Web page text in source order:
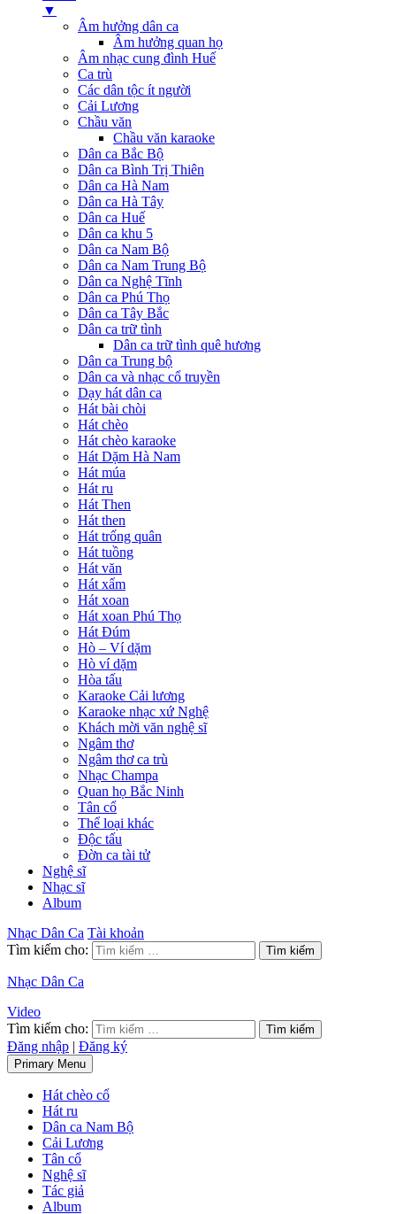
▼
Âm hưởng dân ca
Âm hưởng quan họ
Âm nhạc cung đình Huế
Ca trù
Các dân tộc ít người
Cải Lương
Chầu văn
Chầu văn karaoke
Dân ca Bắc Bộ
Dân ca Bình Trị Thiên
Dân ca Hà Nam
Dân ca Hà Tây
Dân ca Huế
Dân ca khu 5
Dân ca Nam Bộ
Dân ca Nam Trung Bộ
Dân ca Nghệ Tĩnh
Dân ca Phú Thọ
Dân ca Tây Bắc
Dân ca trữ tình
Dân ca trữ tình quê hương
Dân ca Trung bộ
Dân ca và nhạc cổ truyền
Dạy hát dân ca
Hát bài chòi
Hát chèo
Hát chèo karaoke
Hát Dặm Hà Nam
Hát múa
Hát ru
Hát Then
Hát then
Hát trống quân
Hát tuồng
Hát văn
Hát xẩm
Hát xoan
Hát xoan Phú Thọ
Hát Đúm
Hò – Ví dặm
Hò ví dặm
Hòa tấu
Karaoke Cải lương
Karaoke nhạc xứ Nghệ
Khách mời văn nghệ sĩ
Ngâm thơ
Ngâm thơ ca trù
Nhạc Champa
Quan họ Bắc Ninh
Tân cổ
Thể loại khác
Độc tấu
Đờn ca tài tử
Nghệ sĩ
Nhạc sĩ
Album
Nhạc Dân Ca Tài khoản
Tìm kiếm cho:
Nhạc Dân Ca
Video
Tìm kiếm cho:
Đăng nhập | Đăng ký
Primary Menu
Hát chèo cổ
Hát ru
Dân ca Nam Bộ
Cải Lương
Tân cổ
Nghệ sĩ
Tác giả
Album